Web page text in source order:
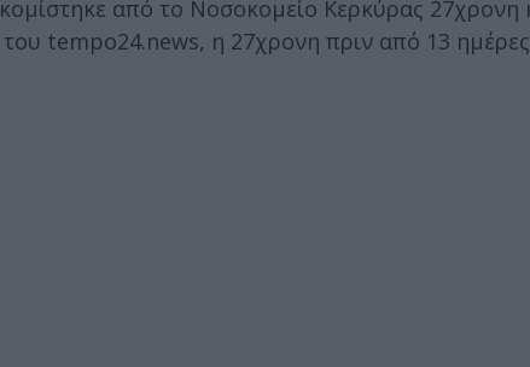
από το Νοσοκομείο Κερκύρας 27χρονη
tempo24.news, η 27χρονη πριν από 13 ημέρες